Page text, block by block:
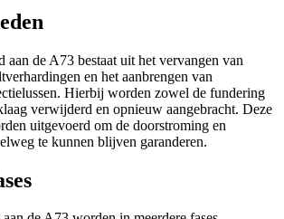
aan de A73 bestaat uit het vervangen van
en het aanbrengen van
Hierbij worden zowel de fundering
verwijderd en opnieuw aangebracht. Deze
uitgevoerd om de doorstroming en
te kunnen blijven garanderen.